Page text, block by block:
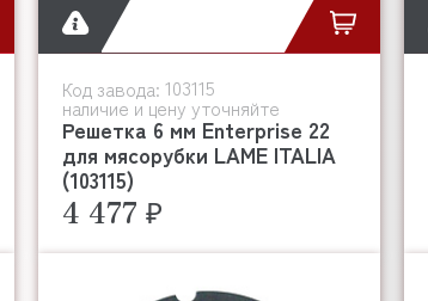
Код завода: 103115
наличие и цену уточняйте
Решетка 6 мм Enterprise 22
для мясорубки LAME ITALIA
(103115)
4 477 ₽